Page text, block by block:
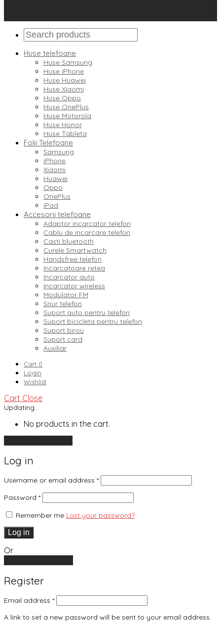
Huse telefoane
Huse Samsung
Huse iPhone
Huse Huawei
Huse Xiaomi
Huse Oppo
Huse OnePlus
Huse Motorola
Huse Honor
Huse Tableta
Folii Telefoane
Samsung
iPhone
Xiaomi
Huawei
Oppo
OnePlus
iPad
Accesorii telefoane
Adaptor incarcator telefon
Cablu de incarcare telefon
Casti bluetooth
Curele Smartwatch
Handsfree telefon
Incarcatoare retea
Incarcator auto
Incarcator wireless
Modulator FM
Snur telefon
Suport auto pentru telefon
Suport bicicleta pentru telefon
Suport birou
Suport card
Auxiliar
Cart 0
Login
Wishlist
Cart Close
Updating…
No products in the cart.
Log in
Username or email address *
Password *
Remember me Lost your password?
Log in
Or
Register
Email address *
A link to set a new password will be sent to your email address.